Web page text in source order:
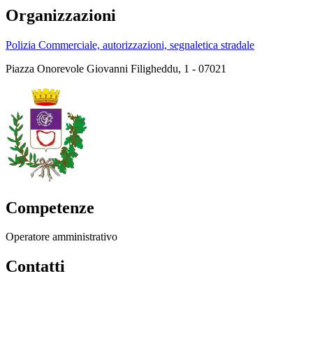
Organizzazioni
Polizia Commerciale, autorizzazioni, segnaletica stradale
Piazza Onorevole Giovanni Filigheddu, 1 - 07021
Competenze
Operatore amministrativo
Contatti